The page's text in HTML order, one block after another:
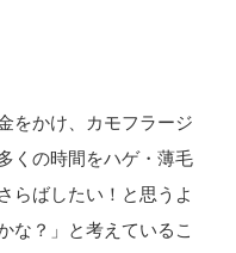
をかけ、カモフラージ
くの時間をハゲ・薄毛
らばしたい！と思うよ
な？」と考えているこ